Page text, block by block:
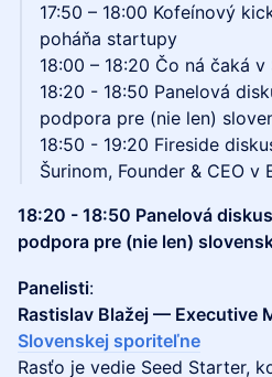
17:50 – 18:00 Kofeínový
poháňa startupy
18:00 – 18:20 Čo ná čaká v
18:20 - 18:50 Panelová
podpora pre (nie len)
18:50 - 19:20 Fireside
Šurinom, Founder & CEO v
18:20 - 18:50 Panelová
podpora pre (nie len)
Panelisti:
Rastislav Blažej — Executive
Slovenskej sporiteľne
Rasťo je vedie Seed Starter,